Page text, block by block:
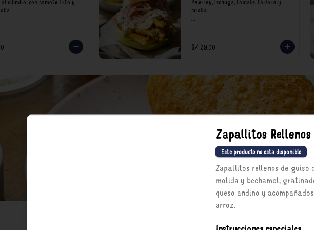
al cilindro, con camote frito y
consumo.
Pejerrey, lechuga, tomate, tártara y
criolla.
recargo al consumo.
S/ 29.00
Zapallitos Rellenos
Este producto no esta disponible
Zapallitos rellenos de guiso
molida y bechamel,
queso andino y
arroz.